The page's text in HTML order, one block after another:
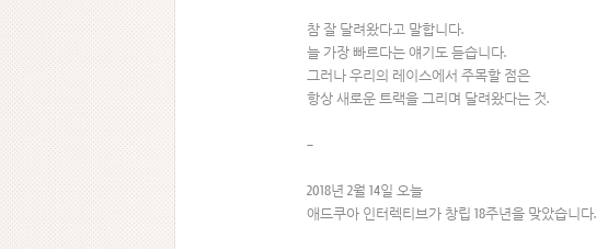
참 잘 달려왔다고 말합니다.
늘 가장 빠르다는 얘기도 듣습니다.
그러나 우리의 레이스에서 주목할 점은
항상 새로운 트랙을 그리며 달려왔다는 것.
–
2018년 2월 14일 오늘
애드쿠아 인터렉티브가 창립 18주년을 맞았습니다.